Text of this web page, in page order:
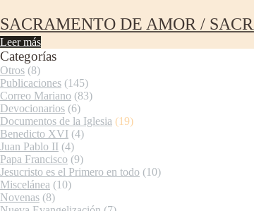
SACRAMENTO DE AMOR /
Leer más
Categorías
Otros (8)
Publicaciones (145)
Correo Mariano (83)
Devocionarios (6)
Documentos de la Iglesia (19)
Benedicto XVI (4)
Juan Pablo II (4)
Papa Francisco (9)
Jesucristo es el Primero en todo (10)
Miscelánea (10)
Novenas (8)